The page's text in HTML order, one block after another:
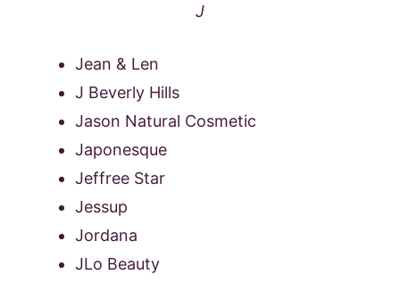
J
Jean & Len
J Beverly Hills
Jason Natural Cosmetic
Japonesque
Jeffree Star
Jessup
Jordana
JLo Beauty